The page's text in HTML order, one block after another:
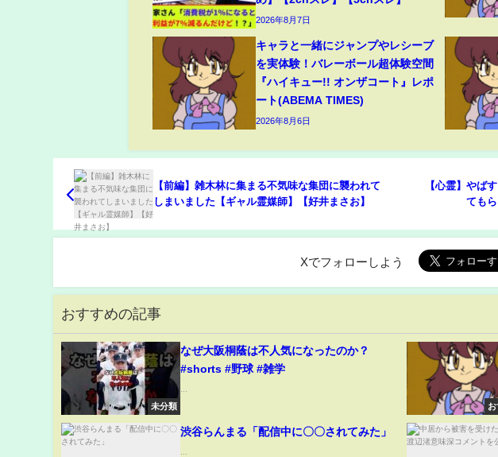
2026年8月7日
キャラと一緒にジャンプやレシーブ
を実体験！バレーボール超体験空間
『ハイキュー!! オンザコート』レポ
ート(ABEMA TIMES)
2026年8月6日
【前編】雑木林に集まる不気味な集団に襲われて
しまいました【ギャル霊媒師】【好井まさお】
【心霊】やば
ても
Xでフォローしよう
おすすめの記事
未分類
なぜ大阪桐蔭は不人気になったのか？
#shorts #野球 #雑学
渋谷らんまる「配信中に〇〇されてみた」